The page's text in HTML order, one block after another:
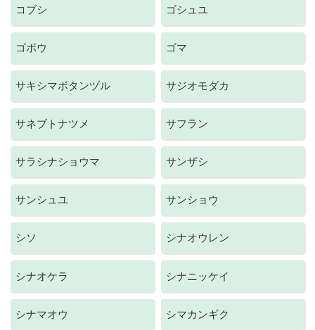
コブシ ゴシュユ
ゴボウ ゴマ
サキシマボタンヅル サジオモダカ
サネブトナツメ サフラン
サラシナショウマ サンザシ
サンシュユ サンショウ
シソ シナオウレン
シナオケラ シナニッケイ
シナマオウ シマカンギク